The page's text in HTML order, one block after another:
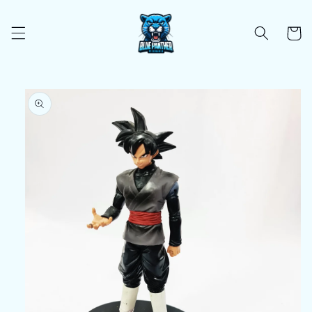
al contenido
Carrito
directamente
información